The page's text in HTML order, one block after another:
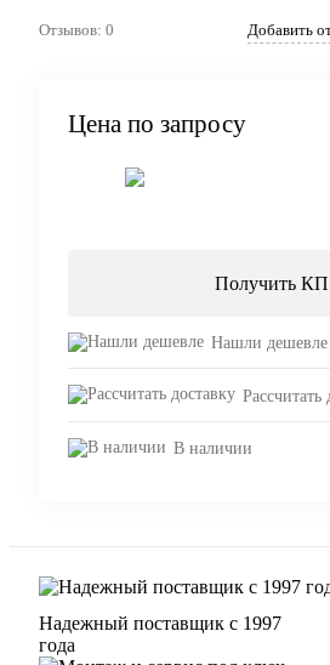
Отзывов: 0 Добавить
Цена по запросу
Получить КП
Нашли дешевле
Рассчитать
В наличии
Надежный поставщик с 1997
года